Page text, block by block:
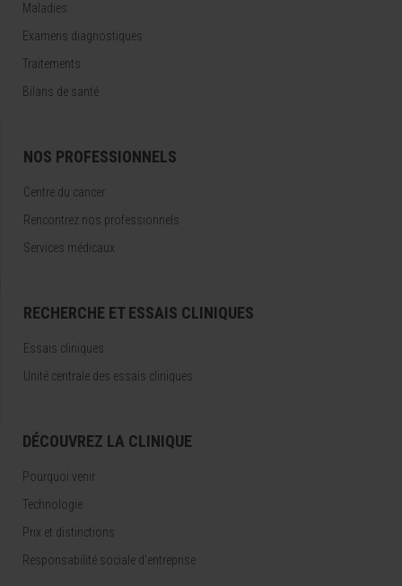
Maladies
Examens diagnostiques
Traitements
Bilans de santé
NOS PROFESSIONNELS
Centre du cancer
Rencontrez nos professionnels
Services médicaux
RECHERCHE ET ESSAIS CLINIQUES
Essais cliniques
Unité centrale des essais cliniques
DÉCOUVREZ LA CLINIQUE
Pourquoi venir
Technologie
Prix et distinctions
Responsabilité sociale d'entreprise